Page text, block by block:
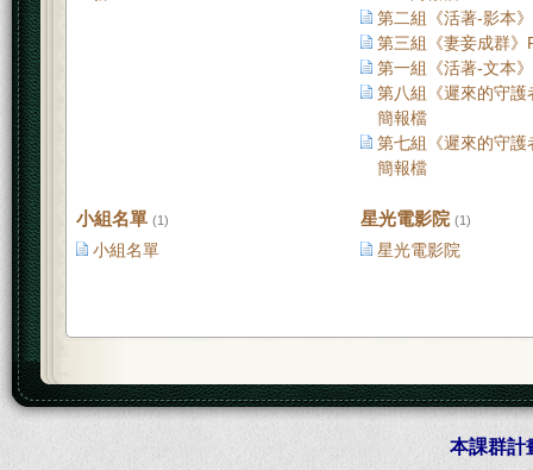
第二組《活著-影本
第三組《妻妾成群》
第一組《活著-文本
第八組《遲來的守護
簡報檔
第七組《遲來的守護
簡報檔
小組名單 (1)
小組名單
星光電影院 (1)
星光電影院
本課群計